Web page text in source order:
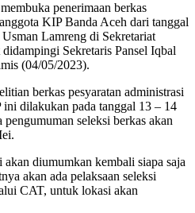
penerimaan berkas
KIP Banda Aceh dari tanggal
Lamreng di Sekretariat
Sekretaris Pansel Iqbal
(04/05/2023).
berkas pesyaratan administrasi
dilakukan pada tanggal 13 – 14
seleksi berkas akan
diumumkan kembali siapa saja
akan ada pelaksaan seleksi
CAT, untuk lokasi akan